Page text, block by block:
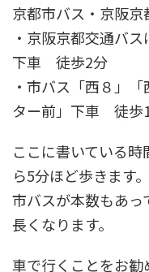
京都市バス・京阪京
・京阪京都交通バ
下車 徒歩2分
・市バス「西８」
ター前」下車 徒歩
ここに書いている
ら5分ほど歩きます。
市バスが本数もあ
長くなります。
車で行くことをお勧